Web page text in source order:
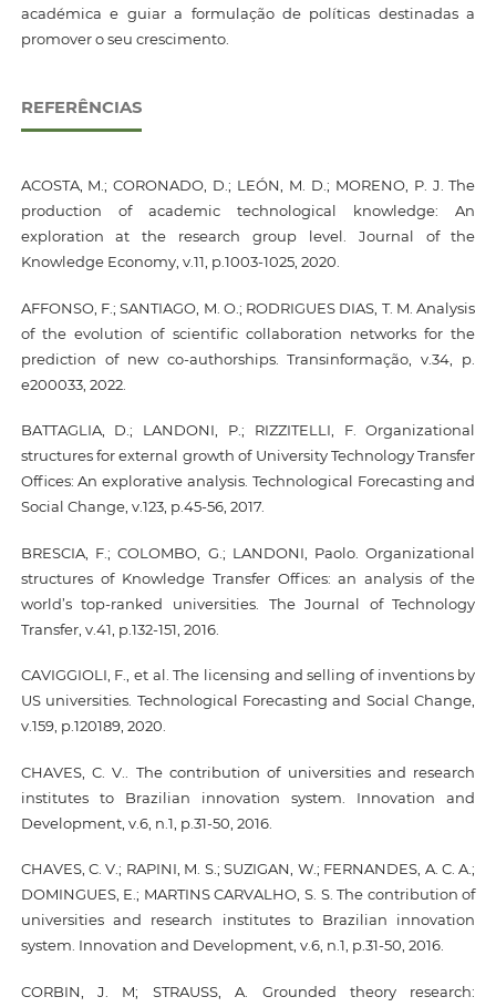
académica e guiar a formulação de políticas destinadas a
promover o seu crescimento.
REFERÊNCIAS
ACOSTA, M.; CORONADO, D.; LEÓN, M. D.; MORENO, P. J. The
production of academic technological knowledge: An
exploration at the research group level. Journal of the
Knowledge Economy, v.11, p.1003-1025, 2020.
AFFONSO, F.; SANTIAGO, M. O.; RODRIGUES DIAS, T. M. Analysis
of the evolution of scientific collaboration networks for the
prediction of new co-authorships. Transinformação, v.34, p.
e200033, 2022.
BATTAGLIA, D.; LANDONI, P.; RIZZITELLI, F. Organizational
structures for external growth of University Technology Transfer
Offices: An explorative analysis. Technological Forecasting and
Social Change, v.123, p.45-56, 2017.
BRESCIA, F.; COLOMBO, G.; LANDONI, Paolo. Organizational
structures of Knowledge Transfer Offices: an analysis of the
world’s top-ranked universities. The Journal of Technology
Transfer, v.41, p.132-151, 2016.
CAVIGGIOLI, F., et al. The licensing and selling of inventions by
US universities. Technological Forecasting and Social Change,
v.159, p.120189, 2020.
CHAVES, C. V.. The contribution of universities and research
institutes to Brazilian innovation system. Innovation and
Development, v.6, n.1, p.31-50, 2016.
CHAVES, C. V.; RAPINI, M. S.; SUZIGAN, W.; FERNANDES, A. C. A.;
DOMINGUES, E.; MARTINS CARVALHO, S. S. The contribution of
universities and research institutes to Brazilian innovation
system. Innovation and Development, v.6, n.1, p.31-50, 2016.
CORBIN, J. M; STRAUSS, A. Grounded theory research: